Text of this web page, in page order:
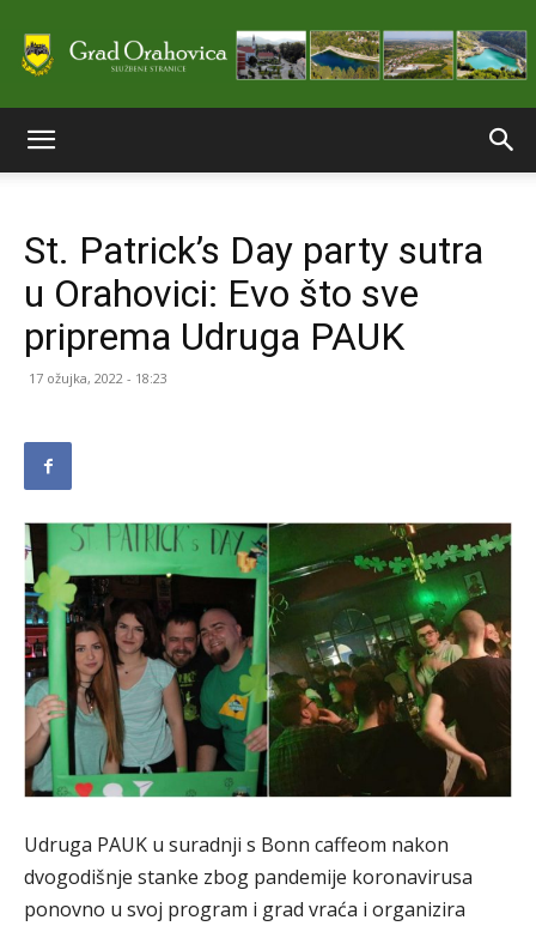
stranice
Grada
St. Patrick’s Day party sutra
u Orahovici: Evo što sve
priprema Udruga PAUK
17 ožujka, 2022 - 18:23
Udruga PAUK u suradnji s Bonn caffeom nakon
dvogodišnje stanke zbog pandemije koronavirusa
ponovno u svoj program i grad vraća i organizira